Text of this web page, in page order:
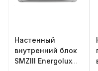
Настенный
внутренний блок
SMZIII Energolux